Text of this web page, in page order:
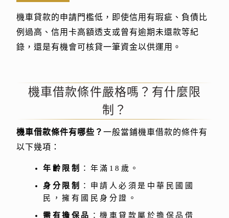
機車貸款的申請門檻低，即使信用有瑕疵、負債比
例過高、信用卡高額透支或曾有逾期未還款等紀
錄，還是有機會可核貸一筆資金以供運用。
機車借款條件嚴格嗎？有什麼限
制？
機車借款條件有哪些？一般當鋪機車借款的條件有
以下幾項：
年齡限制 ：年滿18歲。
身分限制
：申請人必須是中華民國國
民，擁有國民身分證。
需有擔保品
：機車貸款屬於擔保品借